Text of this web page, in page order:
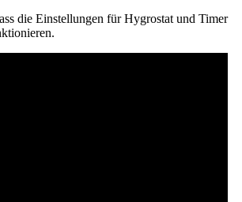
die Einstellungen für Hygrostat und Timer